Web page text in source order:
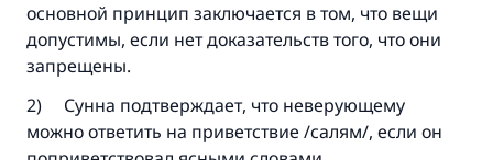
основной принцип заключается в том, что вещи
допустимы, если нет доказательств того, что они
запрещены.
2) Сунна подтверждает, что неверующему
можно ответить на приветствие /салям/, если он